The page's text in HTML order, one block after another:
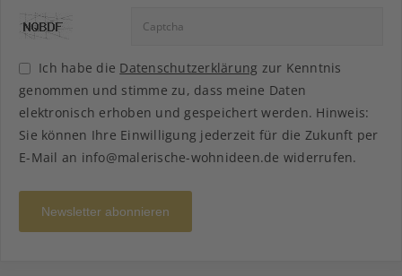
Ich habe die Datenschutzerklärung zur Kenntnis
genommen und stimme zu, dass meine Daten
elektronisch erhoben und gespeichert werden. Hinweis:
Sie können Ihre Einwilligung jederzeit für die Zukunft per
E-Mail an info@malerische-wohnideen.de widerrufen.